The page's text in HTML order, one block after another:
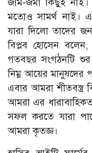
জমি-জমা কিছুই
মতোও সামর্থ নাই।
যারা দিলো তাদের
বিপ্লব হোসেন
গতবছর সংগঠনটি
নিম্ন আয়ের মানুষদের
এবার আমরা শীতবস্ত্র
আমরা এর
সফল করতে যারা
আমরা কৃতজ্ঞ।